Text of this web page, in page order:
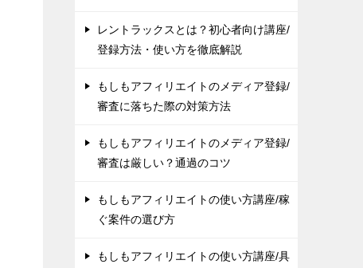
レントラックスとは？初心者向け講座/
登録方法・使い方を徹底解説
もしもアフィリエイトのメディア登録/
審査に落ちた際の対策方法
もしもアフィリエイトのメディア登録/
審査は厳しい？通過のコツ
もしもアフィリエイトの使い方講座/稼
ぐ案件の選び方
もしもアフィリエイトの使い方講座/具